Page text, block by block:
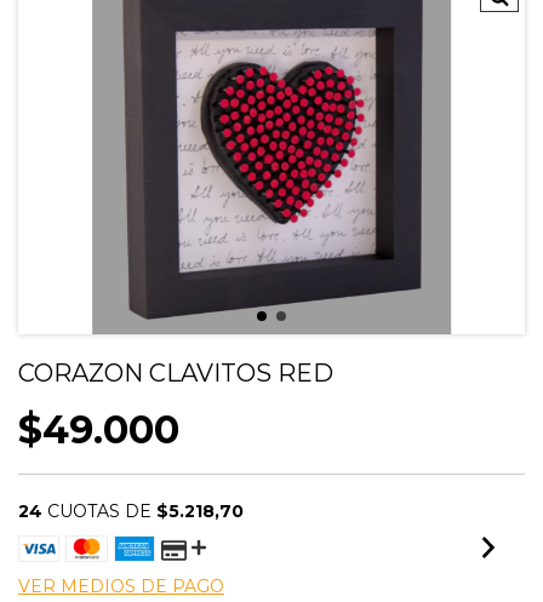
CORAZON CLAVITOS RED
$49.000
24 CUOTAS DE $5.218,70
VER MEDIOS DE PAGO